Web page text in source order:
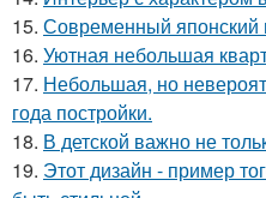
15. Современный японский
16. Уютная небольшая
17. Небольшая, но
года постройки.
18. В детской важно не
19. Этот дизайн - пример